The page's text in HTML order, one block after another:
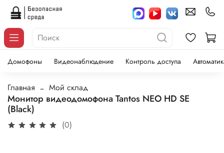
Домофоны Видеонаблюдение Контроль доступа
Главная Мой склад
Монитор видеодомофона Tantos NEO HD SE
(Black)
(0)